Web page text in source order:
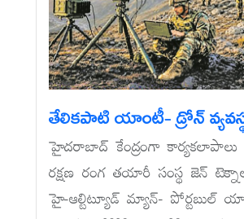
తేలికపాటి యాంటీ- డ్రోన్‌
హైదరాబాద్‌ కేంద్రంగా
రక్షణ రంగ తయారీ సంస్థ జెన్‌
హై-ఆల్టిట్యూడ్‌ మ్యాన్‌- పోర్టబుల్‌